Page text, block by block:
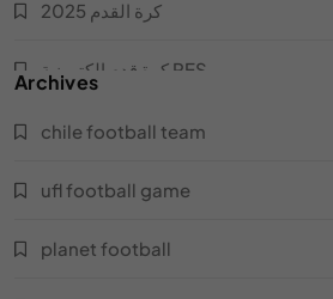
كرة القدم 2025
كرة قدم إلكترونية PES
كرة قدم XNXX
كرة قدم دوري أبطال أوروبا
ماعز كرة القدم
Archives
chile football team
ufl football game
planet football